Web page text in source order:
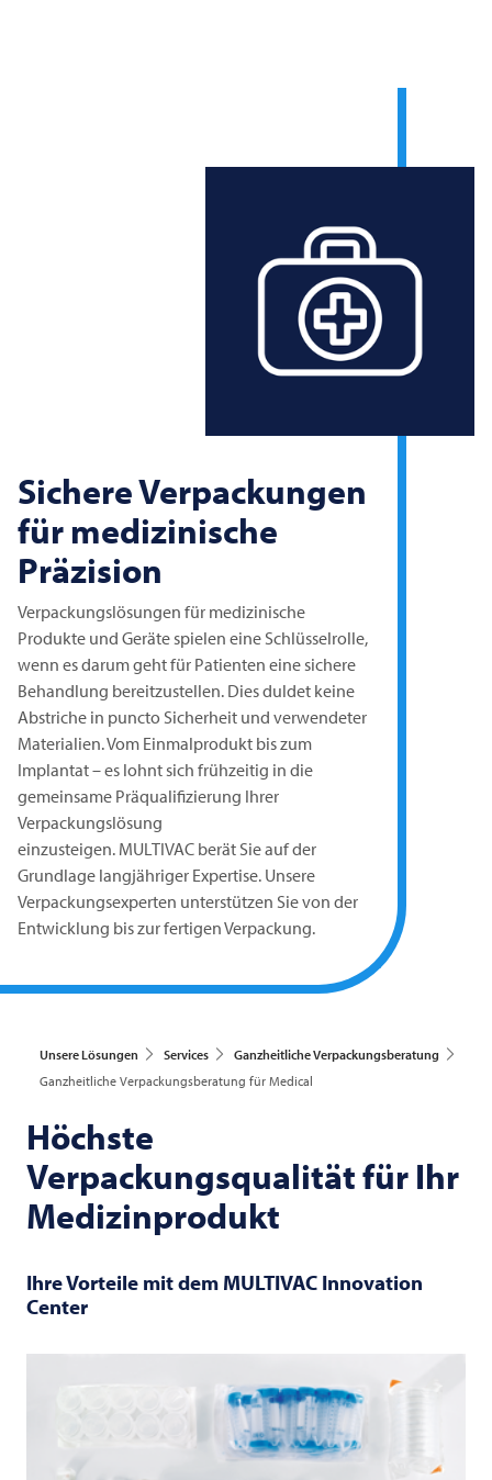
Sichere Verpackungen
für medizinische
Präzision
Verpackungslösungen für medizinische
Produkte und Geräte spielen eine Schlüsselrolle,
wenn es darum geht für Patienten eine sichere
Behandlung bereitzustellen. Dies duldet keine
Abstriche in puncto Sicherheit und verwendeter
Materialien. Vom Einmalprodukt bis zum
Implantat – es lohnt sich frühzeitig in die
gemeinsame Präqualifizierung Ihrer
Verpackungslösung
einzusteigen. MULTIVAC berät Sie auf der
Grundlage langjähriger Expertise. Unsere
Verpackungsexperten unterstützen Sie von der
Entwicklung bis zur fertigen Verpackung.
Unsere Lösungen Services
Ganzheitliche Verpackungsberatung
Ganzheitliche Verpackungsberatung für Medical
Höchste
Verpackungsqualität für Ihr
Medizinprodukt
Ihre Vorteile mit dem MULTIVAC Innovation
Center